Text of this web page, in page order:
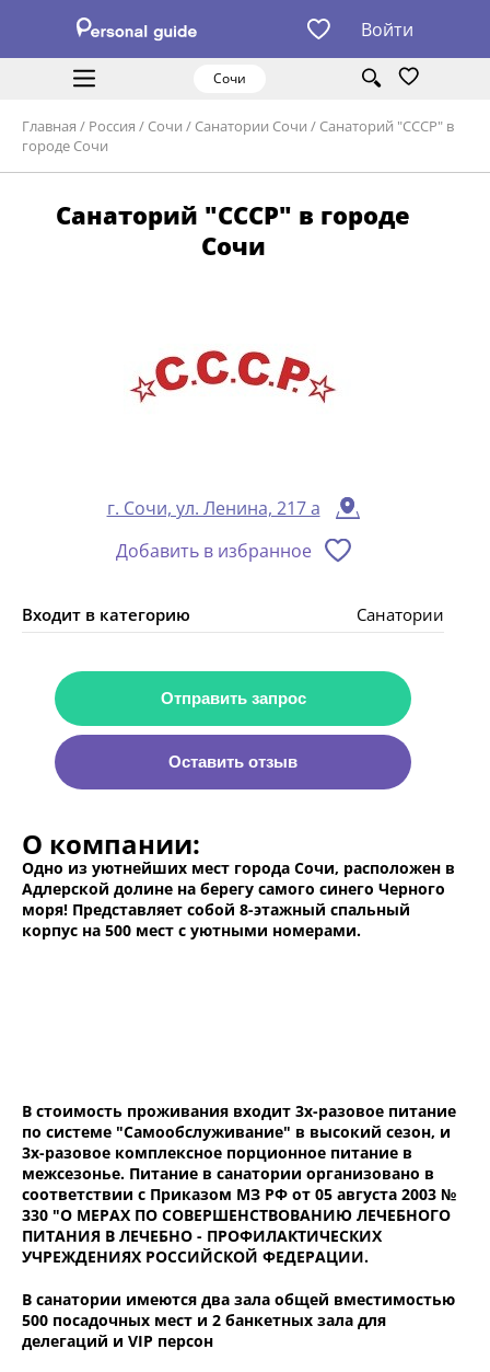
Войти
Сочи
Главная / Россия / Сочи / Санатории Сочи / Санаторий "СССР" в
городе Сочи
Санаторий "СССР" в городе
Сочи
г. Сочи, ул. Ленина, 217 а
Добавить в избранное
Входит в категорию Санатории
Отправить запрос
Оставить отзыв
О компании:
Одно из уютнейших мест города Сочи, расположен в
Адлерской долине на берегу самого синего Черного
моря! Представляет собой 8-этажный спальный
корпус на 500 мест с уютными номерами.
В стоимость проживания входит 3х-разовое питание
по системе "Самообслуживание" в высокий сезон, и
3х-разовое комплексное порционное питание в
межсезонье. Питание в санатории организовано в
соответствии с Приказом МЗ РФ от 05 августа 2003 №
330 "О МЕРАХ ПО СОВЕРШЕНСТВОВАНИЮ ЛЕЧЕБНОГО
ПИТАНИЯ В ЛЕЧЕБНО - ПРОФИЛАКТИЧЕСКИХ
УЧРЕЖДЕНИЯХ РОССИЙСКОЙ ФЕДЕРАЦИИ.
В санатории имеются два зала общей вместимостью
500 посадочных мест и 2 банкетных зала для
делегаций и VIP персон